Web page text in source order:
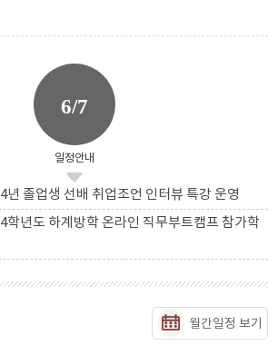
6/7
일정안내
년 졸업생 선배 취업조언 인터뷰 특강 운영
학년도 하계방학 온라인 직무부트캠프 참가학
월간일정 보기